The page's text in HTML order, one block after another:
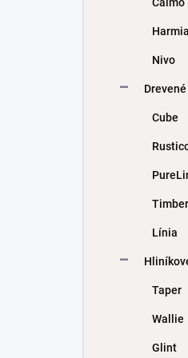
Harmia
Nivo
Cube
Línia
Taper
Wallie
Glint